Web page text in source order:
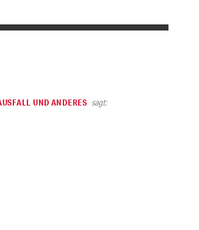
UND ANDERES sagt: